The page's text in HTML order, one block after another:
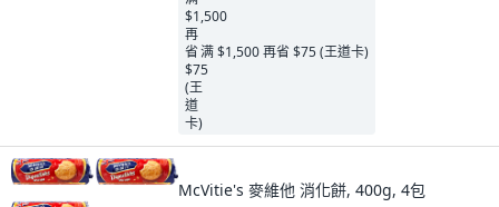
满 $1,500 再省 $75 (王道卡)
McVitie's 麥維他 消化餅, 400g, 4包